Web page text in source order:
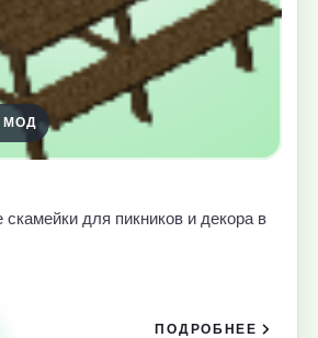
МОД
для пикников и декора в
ПОДРОБНЕЕ